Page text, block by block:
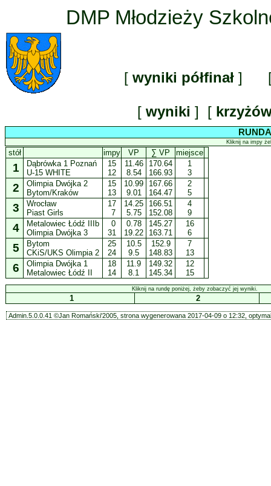
DMP Młodzieży
[wyniki półfinał ]
[ wyniki ] [
Kliknij na impy
stół impy VP ∑ VP miejsce
1
Dąbrówka 1 Poznań
U-15 WHITE
15
12
11.46
8.54
170.64
166.93
1
3
2
Olimpia Dwójka 2
Bytom/Kraków
15
13
10.99
9.01
167.66
164.47
2
5
3
Wrocław
Piast Girls
17
7
14.25
5.75
166.51
152.08
4
9
4
Metalowiec Łódź IIIb
Olimpia Dwójka 3
0
31
0.78
19.22
145.27
163.71
16
6
5
Bytom
CKiS/UKS Olimpia 2
25
24
10.5
9.5
152.9
148.83
7
13
6
Olimpia Dwójka 1
Metalowiec Łódź II
18
14
11.9
8.1
149.32
145.34
12
15
Kliknij na rundę poniżej, żeby zobaczyć jej wyniki.
1 2
Admin.5.0.0.41 ©Jan Romański'2005, strona wygenerowana 2017-04-09 o 12:32,